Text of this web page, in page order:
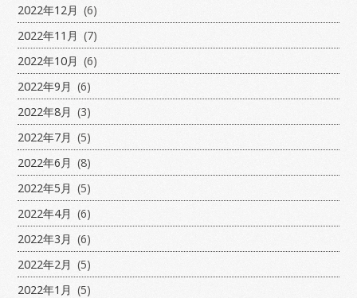
2022年12月 (6)
2022年11月 (7)
2022年10月 (6)
2022年9月 (6)
2022年8月 (3)
2022年7月 (5)
2022年6月 (8)
2022年5月 (5)
2022年4月 (6)
2022年3月 (6)
2022年2月 (5)
2022年1月 (5)